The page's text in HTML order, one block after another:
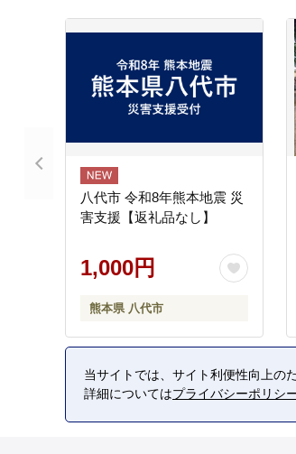
八代市 令和8年熊本地震 災
害支援【返礼品なし】
1,000円
熊本県 八代市
当サイトでは、サイト利便性向上の
詳細についてはプライバシーポリシ